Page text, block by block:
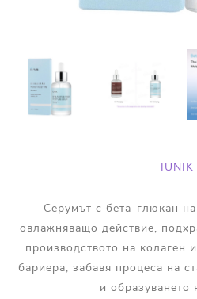
IUNIK
Серумът с бета-глюкан
овлажняващо действие,
производството на колаген
бариера, забавя процеса на
и образуването